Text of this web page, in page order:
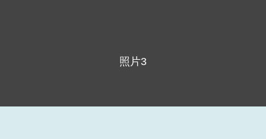
照片3